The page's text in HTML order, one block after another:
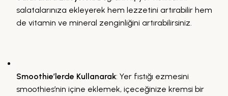
salatalarınıza ekleyerek hem lezzetini artırabilir hem
de vitamin ve mineral zenginliğini artırabilirsiniz.
Smoothie’lerde Kullanarak: Yer fıstığı ezmesini
smoothies’nin içine eklemek, içeceğinize kremsi bir